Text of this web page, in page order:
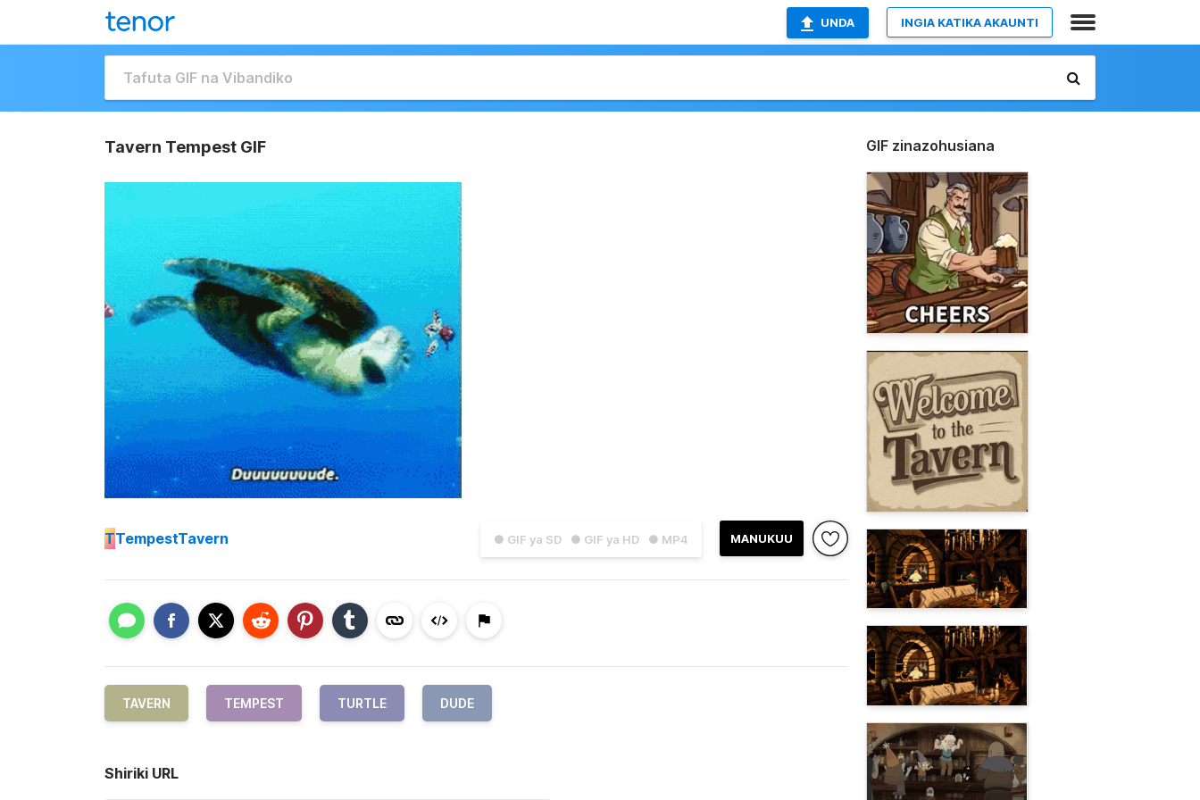
UNDA INGIA KATIKA AKAUNTI
Tavern Tempest GIF
● GIF ya SD ● GIF ya HD ● MP4 MANUKUU
TTempestTavern
TAVERN TEMPEST TURTLE DUDE
Shiriki URL
GIF zinazohusiana